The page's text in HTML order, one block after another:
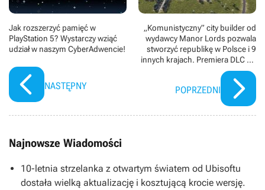
Jak rozszerzyć pamięć w
PlayStation 5? Wystarczy wziąć
udział w naszym CyberAdwencie!
NASTĘPNY
„Komunistyczny” city builder od
wydawcy Manor Lords pozwala
stworzyć republikę w Polsce i 9
innych krajach. Premiera DLC do
Workers & Resources
POPRZEDNI
Najnowsze Wiadomości
10-letnia strzelanka z otwartym światem od Ubisoftu
dostała wielką aktualizację i kosztującą krocie wersję.